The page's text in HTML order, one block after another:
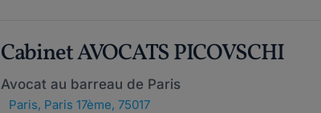
Cabinet AVOCATS PICOVSCHI
Avocat au barreau de Paris
Paris, Paris 17ème, 75017